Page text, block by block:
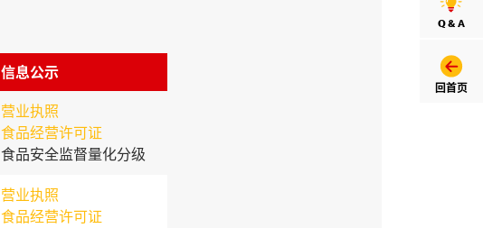
Q & A
回首页
信息公示
营业执照
食品经营许可证
食品安全监督量化分级
营业执照
食品经营许可证